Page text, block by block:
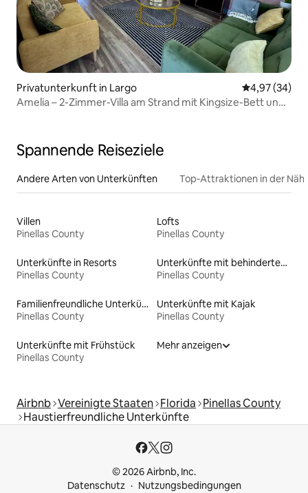
Privatunterkunft in Largo
4,97 (34)
Amelia – 2-Zimmer-Villa am Strand mit Kingsize-Bett und
Spannende Reiseziele
Andere Arten von Unterkünften Top-Attraktionen in der
Villen
Pinellas County
Lofts
Pinellas County
Unterkünfte in Resorts
Pinellas County
Unterkünfte mit behindertengerechtem WC
Pinellas County
Familienfreundliche Unterkünfte
Pinellas County
Unterkünfte mit Kajak
Pinellas County
Unterkünfte mit Frühstück
Pinellas County
Mehr anzeigen
Airbnb Vereinigte Staaten Florida Pinellas County
Haustierfreundliche Unterkünfte
© 2026 Airbnb, Inc.
Datenschutz
Nutzungsbedingungen